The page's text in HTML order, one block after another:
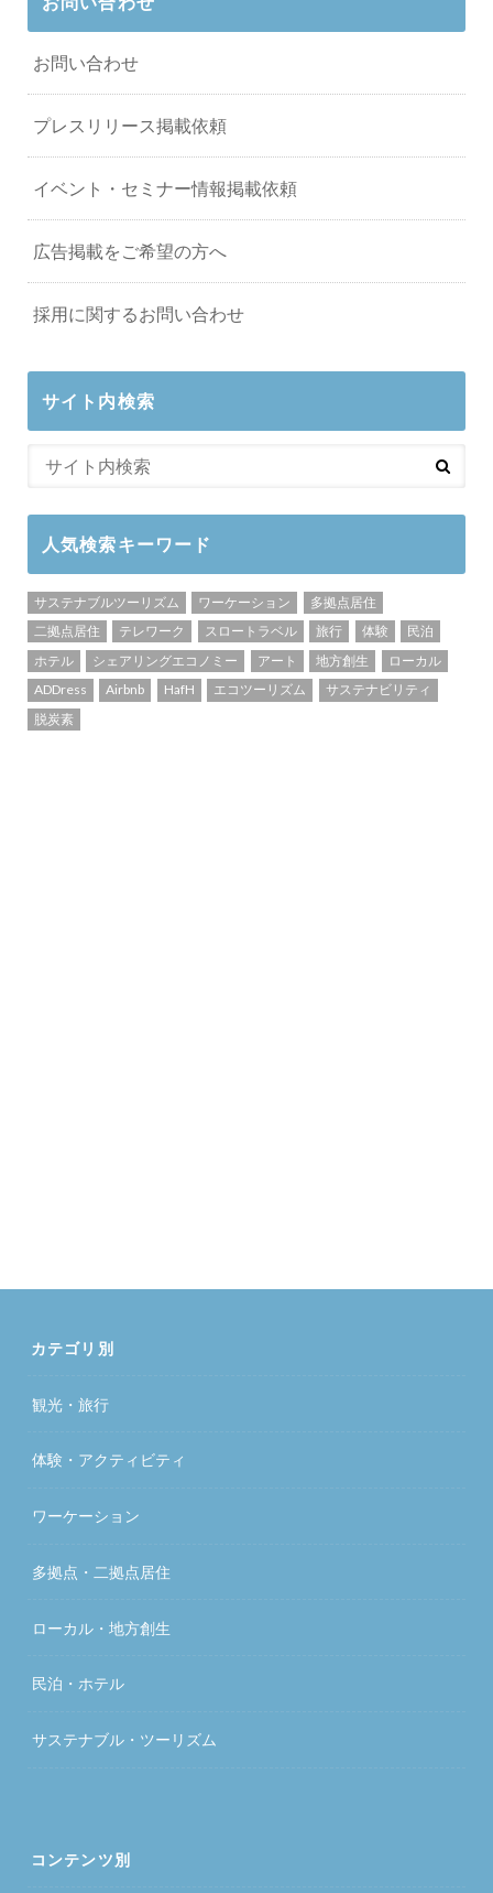
お問い合わせ
プレスリリース掲載依頼
イベント・セミナー情報掲載依頼
広告掲載をご希望の方へ
採用に関するお問い合わせ
サイト内検索
人気検索キーワード
サステナブルツーリズム ワーケーション
多拠点居住
二拠点居住
テレワーク スロートラベル 旅行 体験
民泊
ホテル
シェアリングエコノミー アート 地方創生
ローカル
ADDress
Airbnb HafH エコツーリズム
サステナビリティ
脱炭素
カテゴリ別
観光・旅行
体験・アクティビティ
ワーケーション
多拠点・二拠点居住
ローカル・地方創生
民泊・ホテル
サステナブル・ツーリズム
コンテンツ別